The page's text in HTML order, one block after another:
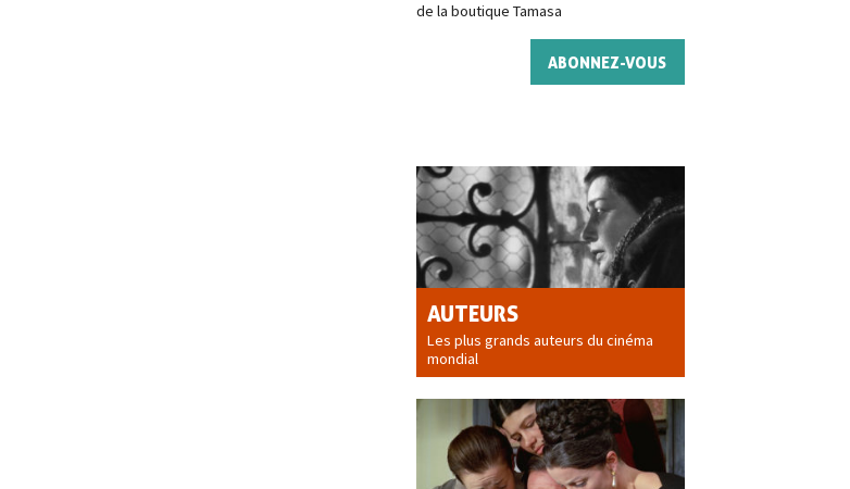
de la boutique Tamasa
AUTEURS
Les plus grands auteurs du cinéma
mondial